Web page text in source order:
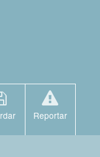
Reportar